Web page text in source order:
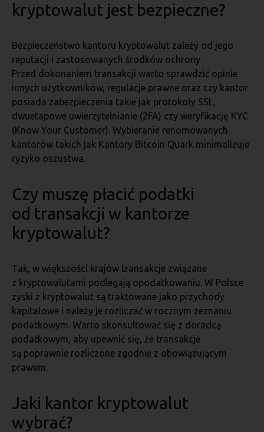
kryptowalut jest bezpieczne?
Bezpieczeństwo kantoru kryptowalut zależy od jego
reputacji i zastosowanych środków ochrony.
Przed dokonaniem transakcji warto sprawdzić opinie
innych użytkowników, regulacje prawne oraz czy kantor
posiada zabezpieczenia takie jak protokoły SSL,
dwuetapowe uwierzytelnianie (2FA) czy weryfikację KYC
(Know Your Customer). Wybieranie renomowanych
kantorów takich jak Kantory Bitcoin Quark minimalizuje
ryzyko oszustwa.
Czy muszę płacić podatki
od transakcji w kantorze
kryptowalut?
Tak, w większości krajów transakcje związane
z kryptowalutami podlegają opodatkowaniu. W Polsce
zyski z kryptowalut są traktowane jako przychody
kapitałowe i należy je rozliczać w rocznym zeznaniu
podatkowym. Warto skonsultować się z doradcą
podatkowym, aby upewnić się, że transakcje
są poprawnie rozliczone zgodnie z obowiązującym
prawem.
Jaki kantor kryptowalut
wybrać?